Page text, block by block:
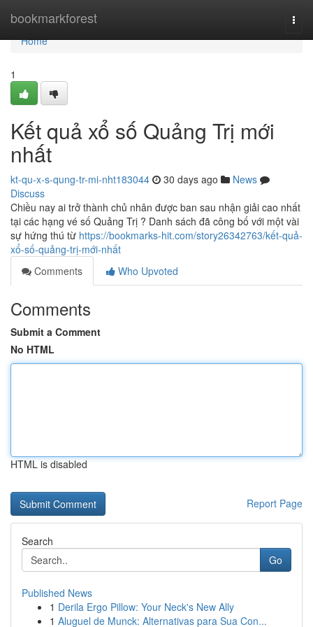
bookmarkforest
Home
Home
1
Kết quả xổ số Quảng Trị mới
nhất
kt-qu-x-s-qung-tr-mi-nht183044 30 days ago
News
Discuss
Chiều nay ai trở thành chủ nhân được ban sau nhận giải cao nhất
tại các hạng vé số Quảng Trị ? Danh sách đã công bố với một vài
sự hứng thú từ https://bookmarks-hit.com/story26342763/kết-quả-
xổ-số-quảng-trị-mới-nhất
Comments
Who Upvoted
Comments
Submit a Comment
No HTML
HTML is disabled
Report Page
Search
Go
Published News
1 Derila Ergo Pillow: Your Neck's New Ally
1 Aluguel de Munck: Alternativas para Sua Con...